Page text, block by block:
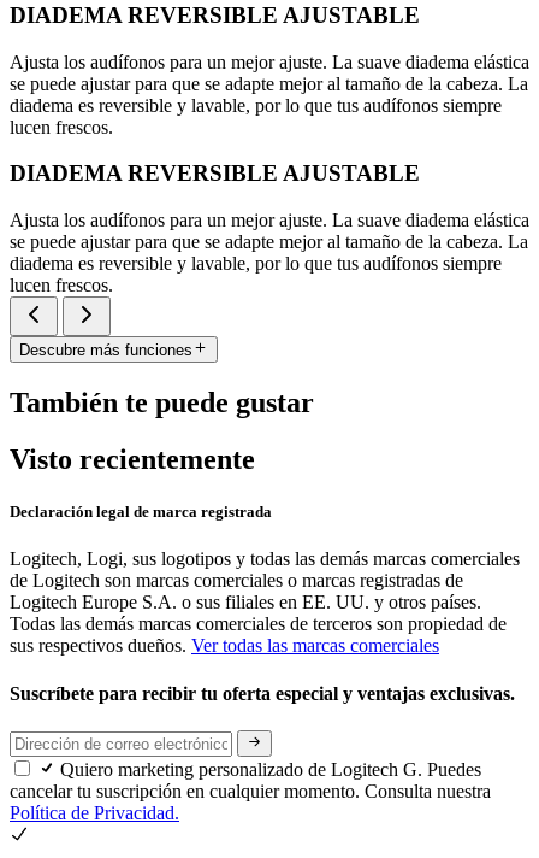
DIADEMA REVERSIBLE AJUSTABLE
Ajusta los audífonos para un mejor ajuste. La suave diadema elástica
se puede ajustar para que se adapte mejor al tamaño de la cabeza. La
diadema es reversible y lavable, por lo que tus audífonos siempre
lucen frescos.
DIADEMA REVERSIBLE AJUSTABLE
Ajusta los audífonos para un mejor ajuste. La suave diadema elástica
se puede ajustar para que se adapte mejor al tamaño de la cabeza. La
diadema es reversible y lavable, por lo que tus audífonos siempre
lucen frescos.
Descubre más funciones
También te puede gustar
Visto recientemente
Declaración legal de marca registrada
Logitech, Logi, sus logotipos y todas las demás marcas comerciales
de Logitech son marcas comerciales o marcas registradas de
Logitech Europe S.A. o sus filiales en EE. UU. y otros países.
Todas las demás marcas comerciales de terceros son propiedad de
sus respectivos dueños. Ver todas las marcas comerciales
Suscríbete para recibir tu oferta especial y ventajas exclusivas.
Quiero marketing personalizado de Logitech G. Puedes
cancelar tu suscripción en cualquier momento. Consulta nuestra
Política de Privacidad.